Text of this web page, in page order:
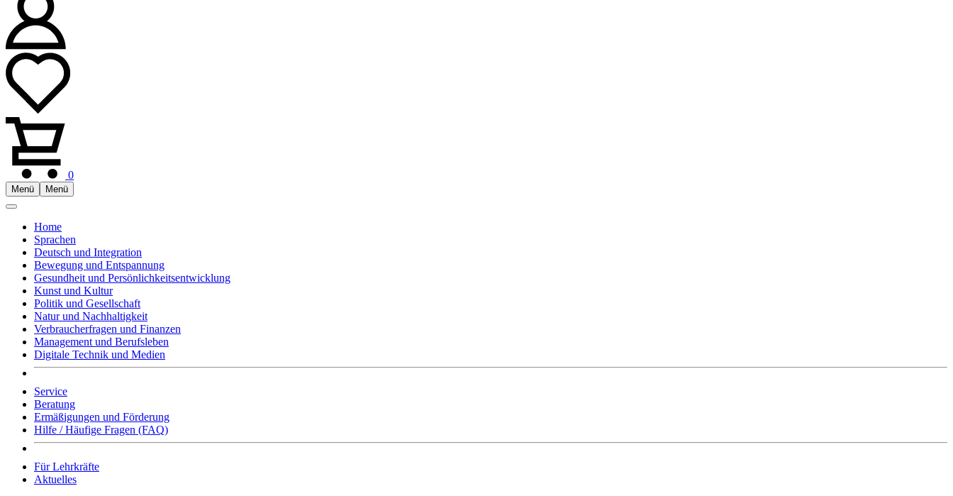
0
Menü Menü
Home
Sprachen
Deutsch und Integration
Bewegung und Entspannung
Gesundheit und Persönlichkeitsentwicklung
Kunst und Kultur
Politik und Gesellschaft
Natur und Nachhaltigkeit
Verbraucherfragen und Finanzen
Management und Berufsleben
Digitale Technik und Medien
Service
Beratung
Ermäßigungen und Förderung
Hilfe / Häufige Fragen (FAQ)
Für Lehrkräfte
Aktuelles